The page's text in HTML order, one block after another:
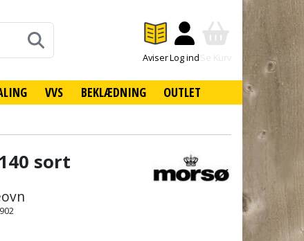
VVS BEKLÆDNING OUTLET
AviserLog indSe Kurv
sort